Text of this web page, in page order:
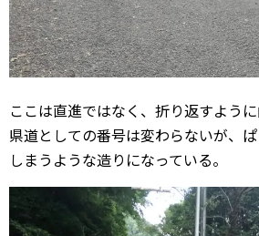
ここは直進ではなく、折り返すように
県道としての番号は変わらないが、
しまうような造りになっている。